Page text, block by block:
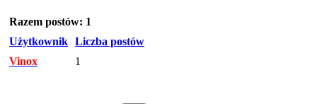
Razem postów: 1
Użytkownik Liczba postów
Vinox
1